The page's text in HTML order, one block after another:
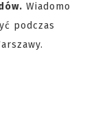
Wiadomo
podczas